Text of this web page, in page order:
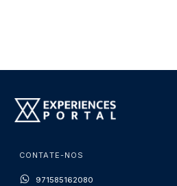
CONTATE-NOS
971585162080